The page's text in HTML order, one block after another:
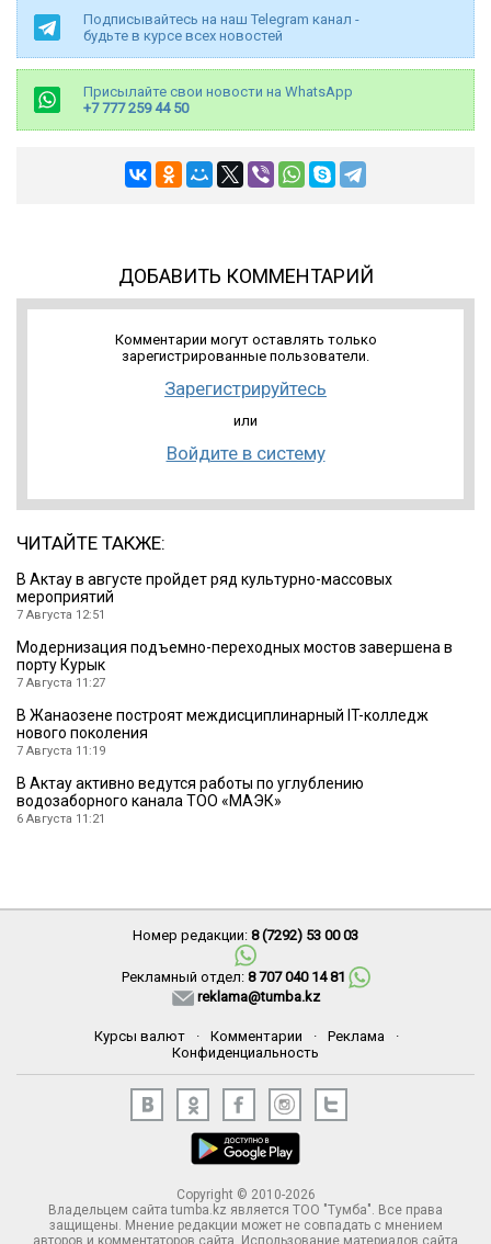
Подписывайтесь на наш Telegram канал -
будьте в курсе всех новостей
Присылайте свои новости на WhatsApp
+7 777 259 44 50
ДОБАВИТЬ КОММЕНТАРИЙ
Комментарии могут оставлять только
зарегистрированные пользователи.
Зарегистрируйтесь
или
Войдите в систему
ЧИТАЙТЕ ТАКЖЕ:
В Актау в августе пройдет ряд культурно-массовых
мероприятий
7 Августа 12:51
Модернизация подъемно-переходных мостов завершена в
порту Курык
7 Августа 11:27
В Жанаозене построят междисциплинарный IT-колледж
нового поколения
7 Августа 11:19
В Актау активно ведутся работы по углублению
водозаборного канала ТОО «МАЭК»
6 Августа 11:21
Номер редакции: 8 (7292) 53 00 03
Рекламный отдел: 8 707 040 14 81
reklama@tumba.kz
Курсы валют · Комментарии · Реклама
·
Конфиденциальность
Copyright © 2010-2026
Владельцем сайта tumba.kz является ТОО "Тумба". Все права
защищены. Мнение редакции может не совпадать с мнением
авторов и комментаторов сайта. Использование материалов сайта